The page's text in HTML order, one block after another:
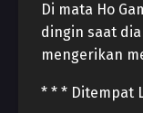
Di mata Ho
dingin saat
mengerikan
* * * Ditempat